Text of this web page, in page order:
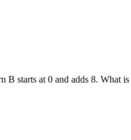
B starts at 0 and adds 8. What